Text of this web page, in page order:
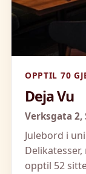
OPPTIL 70
Deja Vu
Verksgata 2,
Julebord i
opptil 52